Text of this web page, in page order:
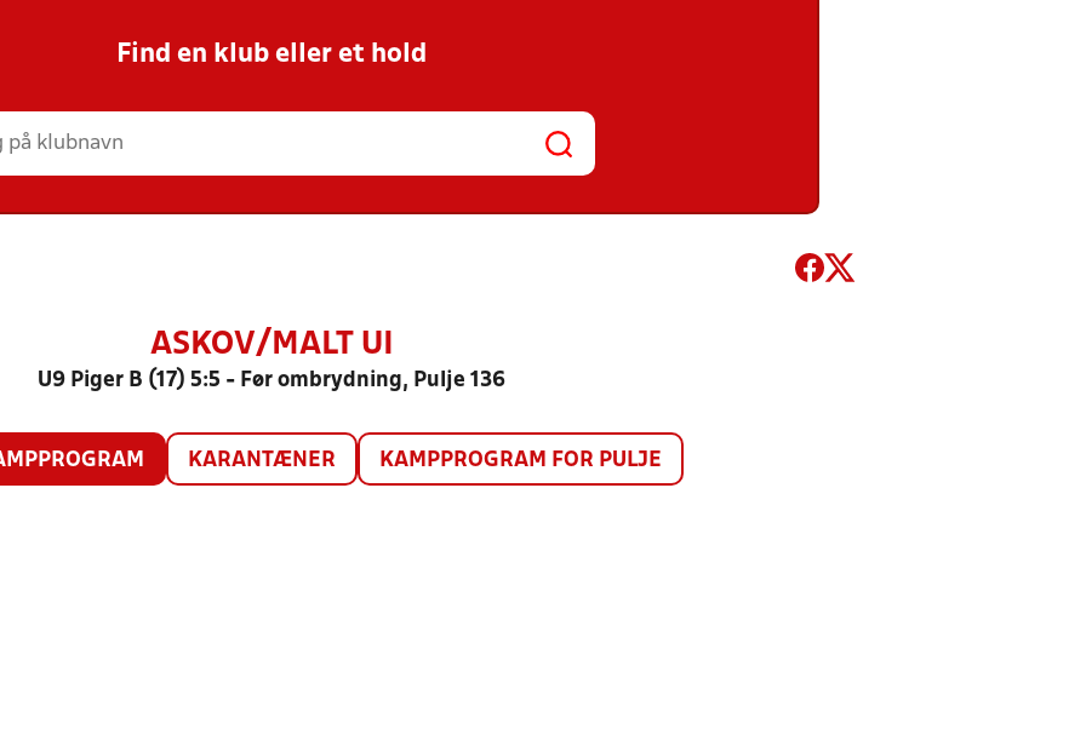
Find en klub eller et hold
ASKOV/MALT UI
U9 Piger B (17) 5:5 - Før ombrydning, Pulje 136
KARANTÆNER KAMPPROGRAM FOR PULJE